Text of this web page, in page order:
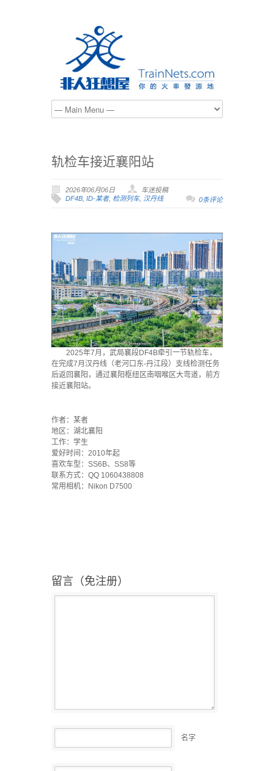
轨检车接近襄阳站
2026年06月06日
车迷投稿
DF4B, ID-某者, 检测列车, 汉丹线 0条评论
2025年7月，武局襄段DF4B牵引一节轨检车，
在完成7月汉丹线（老河口东-丹江段）支线检测任务
后返回襄阳，通过襄阳枢纽区南咽喉区大弯道，前方
接近襄阳站。
作者：某者
地区：湖北襄阳
工作：学生
爱好时间：2010年起
喜欢车型：SS6B、SS8等
联系方式：QQ 1060438808
常用相机：Nikon D7500
留言（免注册）
名字